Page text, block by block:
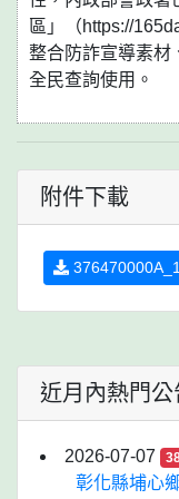
區」（https://
整合防詐宣導素材
全民查詢使用。
附件下載
近月內熱門公
2026-07-07
彰化縣埔心